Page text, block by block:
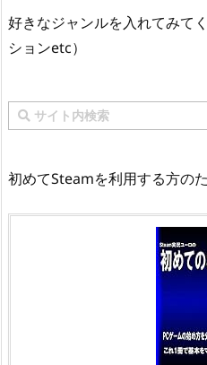
好きなジャンルを入れてみて
ションetc）
初めてSteamを利用する方の